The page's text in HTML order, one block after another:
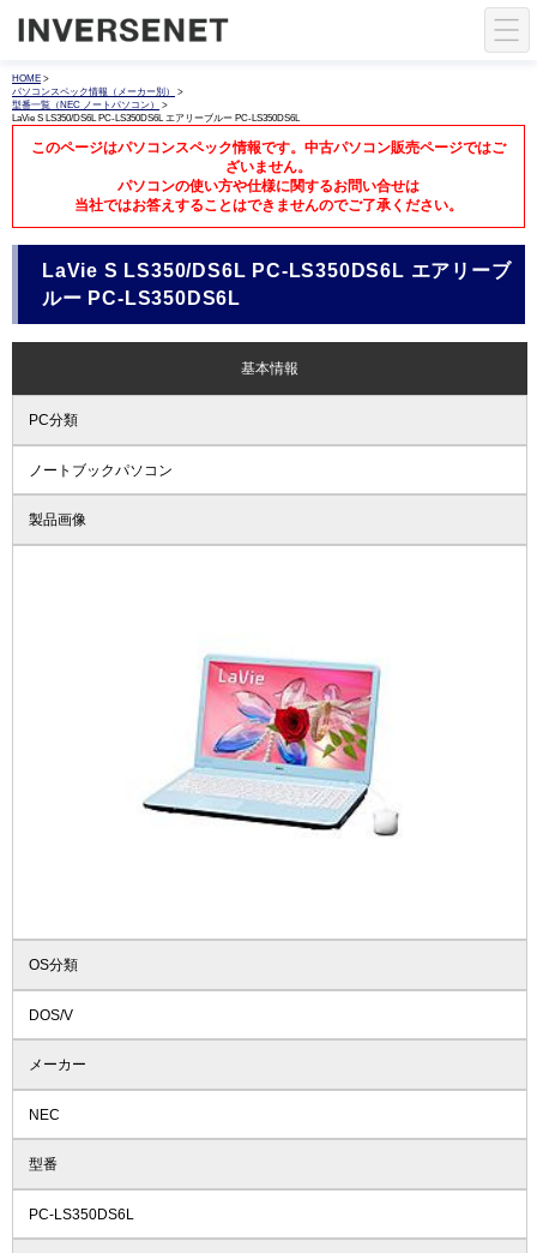
HOME >
パソコンスペック情報（メーカー別）
>
型番一覧（NEC ノートパソコン）
>
LaVie S LS350/DS6L PC-LS350DS6L エアリーブルー PC-LS350DS6L
このページはパソコンスペック情報です。中古パソコン販売ページではご
ざいません。
パソコンの使い方や仕様に関するお問い合せは
当社ではお答えすることはできませんのでご了承ください。
LaVie S LS350/DS6L PC-LS350DS6L エアリーブ
ルー PC-LS350DS6L
基本情報
PC分類
ノートブックパソコン
製品画像
OS分類
DOS/V
メーカー
NEC
型番
PC-LS350DS6L